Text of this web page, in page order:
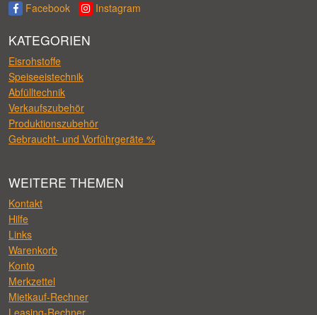
Facebook Instagram
KATEGORIEN
Eisrohstoffe
Speiseeistechnik
Abfülltechnik
Verkaufszubehör
Produktionszubehör
Gebraucht- und Vorführgeräte %
WEITERE THEMEN
Kontakt
Hilfe
Links
Warenkorb
Konto
Merkzettel
Mietkauf-Rechner
Leasing-Rechner